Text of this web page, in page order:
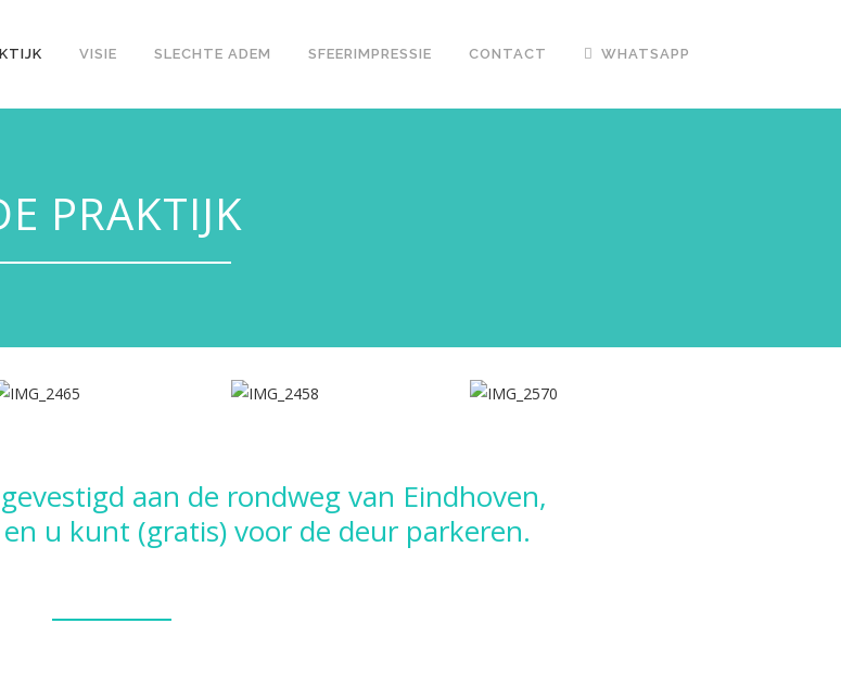
VISIE SLECHTE ADEM SFEERIMPRESSIE CONTACT WHATSAPP
PRAKTIJK
aan de rondweg van Eindhoven,
u kunt (gratis) voor de deur parkeren.